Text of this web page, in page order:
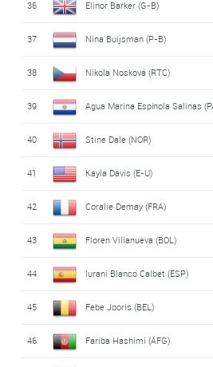
36 Elinor Barker (G-B)
37 Nina Buijsman (P-B)
38 Nikola Nosková (RTC)
39 Agua Marina Espínola Salinas
40 Stine Dale (NOR)
41 Kayla Davis (E-U)
42 Coralie Demay (FRA)
43 Floren Villanueva (BOL)
44 Iurani Blanco Calbet (ESP)
45 Febe Jooris (BEL)
46 Fariba Hashimi (AFG)